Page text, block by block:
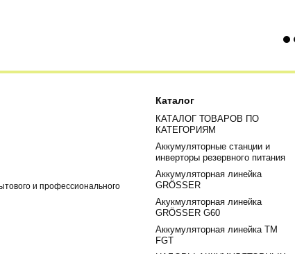
и профессионального
Каталог
КАТАЛОГ ТОВАРОВ ПО
КАТЕГОРИЯМ
Аккумуляторные станции и
инверторы резервного питания
Аккумуляторная линейка
GRÖSSER
Акукмуляторная линейка
GRÖSSER G60
Аккумуляторная линейка ТМ
FGT